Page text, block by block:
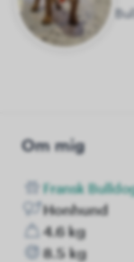
Om mig
Fransk
Honhund
4.6 kg
8.5 kg